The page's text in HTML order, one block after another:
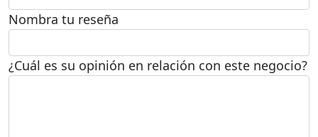
Nombra tu reseña
¿Cuál es su opinión en relación con este negocio?